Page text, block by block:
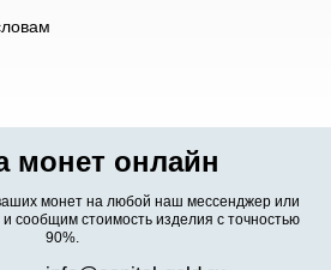
монет онлайн
монет на любой наш мессенджер или
сообщим стоимость изделия с точностью
90%.